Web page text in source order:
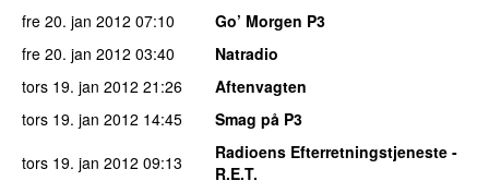
fre 20. jan 2012 07:10
Go’ Morgen P3
fre 20. jan 2012 03:40
Natradio
tors 19. jan 2012 21:26
Aftenvagten
tors 19. jan 2012 14:45
Smag på P3
tors 19. jan 2012 09:13
Radioens Efterretningstjeneste -
R.E.T.